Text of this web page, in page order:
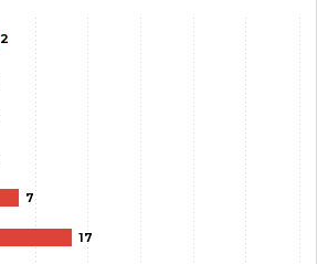
2
7
17